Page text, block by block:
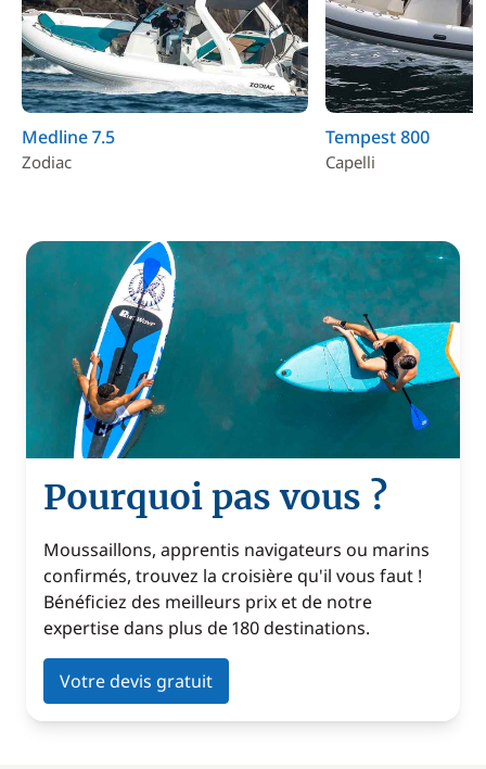
Medline 7.5
Zodiac
Tempest 800
Capelli
Pourquoi pas vous ?
Moussaillons, apprentis navigateurs ou marins
confirmés, trouvez la croisière qu'il vous faut !
Bénéficiez des meilleurs prix et de notre
expertise dans plus de 180 destinations.
Votre devis gratuit